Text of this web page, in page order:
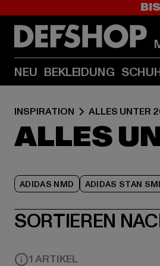
NEU BEKLEIDUNG
INSPIRATION ALLES UNTER
ALLES
ADIDAS NMD ADIDAS STAN
SORTIEREN
1 ARTIKEL